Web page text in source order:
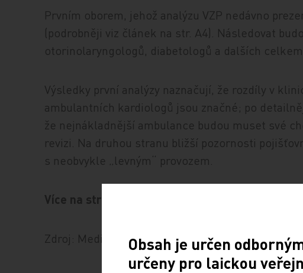
Prvním oborem, jehož analýzu VZP nedávno
(podrobněji viz článek na str. A4). Následovat
otorinolaryngologů, diabetologů a dalších
Výsledky první analýzy naznačují, že rozdíly v
ambulantních kardiologů jsou značné; po
že nejnákladnější ambulance budou muset své
revizi. Na druhou stranu bližší pozornosti
s neobvykle „levným“ provozem.
Více na straně A4
Zdroj: Medical TribuneObsah je určen
určeny pro laickou